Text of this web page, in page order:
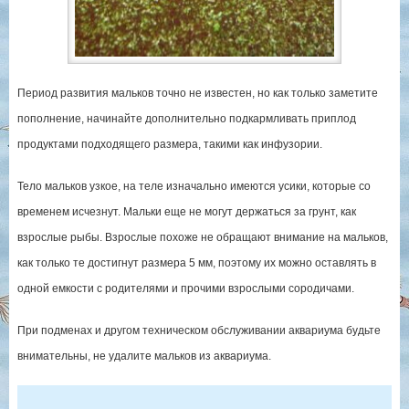
Период развития мальков точно не известен, но как только заметите
пополнение, начинайте дополнительно подкармливать приплод
продуктами подходящего размера, такими как инфузории.
Тело мальков узкое, на теле изначально имеются усики, которые со
временем исчезнут. Мальки еще не могут держаться за грунт, как
взрослые рыбы. Взрослые похоже не обращают внимание на мальков,
как только те достигнут размера 5 мм, поэтому их можно оставлять в
одной емкости с родителями и прочими взрослыми сородичами.
При подменах и другом техническом обслуживании аквариума будьте
внимательны, не удалите мальков из аквариума.